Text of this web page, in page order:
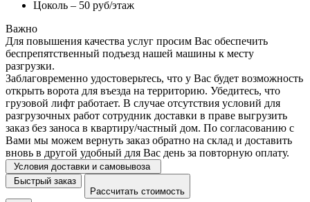
Цоколь – 50 руб/этаж
Важно
Для повышения качества услуг просим Вас обеспечить
беспрепятственный подъезд нашей машины к месту
разгрузки.
Заблаговременно удостоверьтесь, что у Вас будет возможность
открыть ворота для въезда на территорию. Убедитесь, что
грузовой лифт работает. В случае отсутствия условий для
разгрузочных работ сотрудник доставки в праве выгрузить
заказ без заноса в квартиру/частный дом. По согласованию с
Вами мы можем вернуть заказ обратно на склад и доставить
вновь в другой удобный для Вас день за повторную оплату.
Условия доставки и самовывоза
Быстрый заказ
Рассчитать стоимость